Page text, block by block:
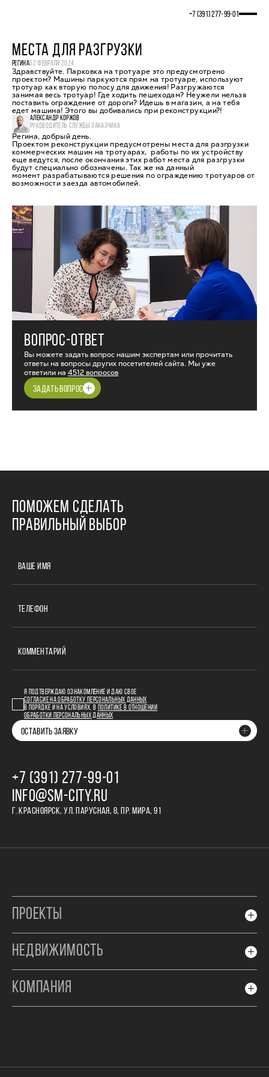
+7 (391) 277‒99‒01
МЕСТА ДЛЯ РАЗГРУЗКИ
РЕГИНА02 ФЕВРАЛЯ 2024
Здравствуйте. Парковка на тротуаре это предусмотрено
проектом? Машины паркуются прям на тротуаре, используют
тротуар как вторую полосу для движения! Разгружаются
занимая весь тротуар! Где ходить пешеходам? Неужели нельзя
поставить ограждение от дороги? Идешь в магазин, а на тебя
едет машина! Этого вы добивались при реконструкции?!
АЛЕКСАНДР КОРЖОВ
РУКОВОДИТЕЛЬ СЛУЖБЫ ЗАКАЗЧИКА
Регина, добрый день.
Проектом реконструкции предусмотрены места для разгрузки
коммерческих машин на тротуарах, работы по их устройству
еще ведутся, после окончания этих работ места для разгрузки
будут специально обозначены. Так же на данный
момент разрабатываются решения по ограждению тротуаров от
возможности заезда автомобилей.
ВОПРОС-ОТВЕТ
Вы можете задать вопрос нашим экспертам или прочитать
ответы на вопросы других посетителей сайта. Мы уже
ответили на 4512 вопросов
ЗАДАТЬ ВОПРОС
ПОМОЖЕМ СДЕЛАТЬ
ПРАВИЛЬНЫЙ ВЫБОР
ВАШЕ ИМЯ
ТЕЛЕФОН
КОММЕНТАРИЙ
Я ПОДТВЕРЖДАЮ ОЗНАКОМЛЕНИЕ И ДАЮ СВОЕ
СОГЛАСИЕ НА ОБРАБОТКУ ПЕРСОНАЛЬНЫХ ДАННЫХ
В ПОРЯДКЕ И НА УСЛОВИЯХ, В
ПОЛИТИКЕ В ОТНОШЕНИИ
ОБРАБОТКИ ПЕРСОНАЛЬНЫХ ДАННЫХ
ОСТАВИТЬ ЗАЯВКУ
+7 (391) 277‒99‒01
INFO@SM-CITY.RU
Г. КРАСНОЯРСК, УЛ. ПАРУСНАЯ, 8, ПР. МИРА, 91
ПРОЕКТЫ
НЕДВИЖИМОСТЬ
КОМПАНИЯ